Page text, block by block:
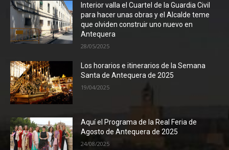
Interior valla el Cuartel de la Guardia Civil
para hacer unas obras y el Alcalde teme
que olviden construir uno nuevo en
Antequera
28/05/2025
Los horarios e itinerarios de la Semana
Santa de Antequera de 2025
19/04/2025
Aquí el Programa de la Real Feria de
Agosto de Antequera de 2025
24/08/2025